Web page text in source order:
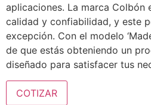
aplicaciones. La marca Colbón
calidad y confiabilidad, y este
excepción. Con el modelo
de que estás obteniendo un
diseñado para satisfacer tus
COTIZAR